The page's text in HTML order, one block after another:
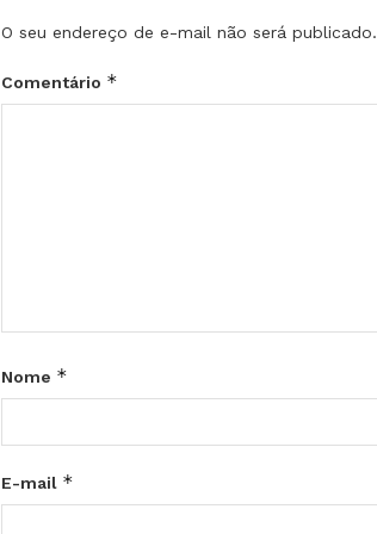
O seu endereço de e-mail não será publicado.
Comentário *
Nome *
E-mail *